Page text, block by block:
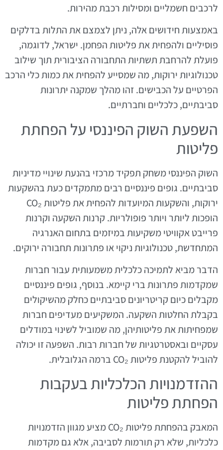
לרכבים חשמליים ומסילות רכבת מהירות.
באמצעות חידושים אלה, ניתן לצמצם את התלות בדלקים
פוסיליים ולהפחית את פליטות הפחמן. ישראל, לדוגמה,
פועלת להרחבת תשתיות התחבורה הציבורית תוך שילוב
טכנולוגיות ירוקות, מה שמסייע להפחית את כמות כלי הרכב
הפרטיים על הכבישים. זהו מהלך שמקנה יתרונות
סביבתיים, כלכליים וחברתיים.
השפעת השוק הפיננסי על הפחתת
פליטות
השוק הפיננסי משחק תפקיד מרכזי בהנעת שינויי מדיניות
סביבתיים. גופים פיננסיים רבים מתמקדים כעת בהשקעות
ירוקות, והשקעות המיועדות להפחית את פליטות CO₂
הופכות ליותר ויותר פופולריות. קרנות השקעה וקרנות
פרייבט אקוויטי משקיעות במיזמים בתחום האנרגיה
המתחדשת, טכנולוגיות ניקוי או פתרונות תחבורה ירוקים.
הדבר מביא לתמיכה כלכלית משמעותית עבור חברות
שמקדמות פתרונות ברי קיימא. בנוסף, גופים פיננסיים
מקבלים כיום קריטריונים סביבתיים כחלק מהשיקולים
בקבלת החלטות השקעה. המשקיעים מעדיפים חברות
שמפחיתות את פליטותיהן, מה שמוביל לשינוי במודלים
עסקיים ובאסטרטגיות של חברות רבות. השפעה זו יכולה
להוביל להקטנת פליטות CO₂ ברמה הגלובלית.
ההזדמנויות הכלכליות בעקבות
הפחתת פליטות
המאבק בהפחתת פליטות CO₂ מציע מגוון הזדמנויות
כלכליות, שלא רק תורמות לסביבה, אלא גם מקדמות